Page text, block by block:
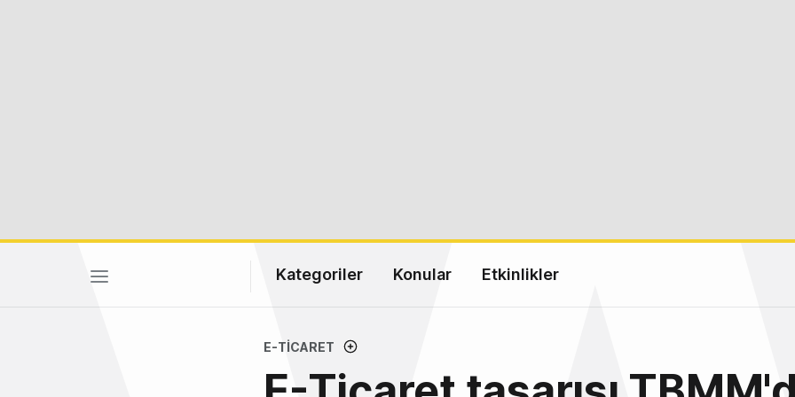
Kategoriler Konular Etkinlikler
E-TICARET